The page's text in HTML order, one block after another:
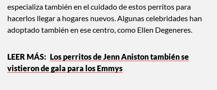
especializa también en el cuidado de estos perritos para
hacerlos llegar a hogares nuevos. Algunas celebridades han
adoptado también en ese centro, como Ellen Degeneres.
Los perritos de Jenn Aniston también se
vistieron de gala para los Emmys